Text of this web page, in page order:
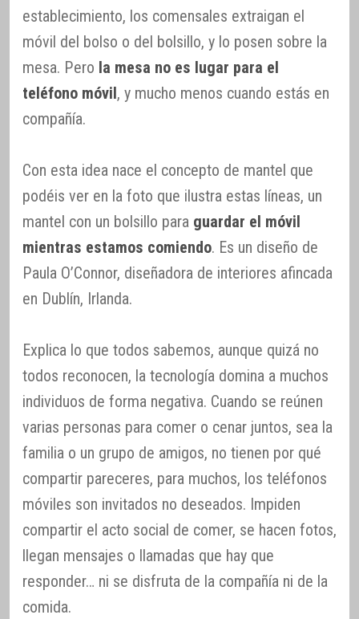
establecimiento, los comensales extraigan el
móvil del bolso o del bolsillo, y lo posen sobre la
mesa. Pero la mesa no es lugar para el
teléfono móvil, y mucho menos cuando estás en
compañía.
Con esta idea nace el concepto de mantel que
podéis ver en la foto que ilustra estas líneas, un
mantel con un bolsillo para guardar el móvil
mientras estamos comiendo. Es un diseño de
Paula O’Connor, diseñadora de interiores afincada
en Dublín, Irlanda.
Explica lo que todos sabemos, aunque quizá no
todos reconocen, la tecnología domina a muchos
individuos de forma negativa. Cuando se reúnen
varias personas para comer o cenar juntos, sea la
familia o un grupo de amigos, no tienen por qué
compartir pareceres, para muchos, los teléfonos
móviles son invitados no deseados. Impiden
compartir el acto social de comer, se hacen fotos,
llegan mensajes o llamadas que hay que
responder… ni se disfruta de la compañía ni de la
comida.